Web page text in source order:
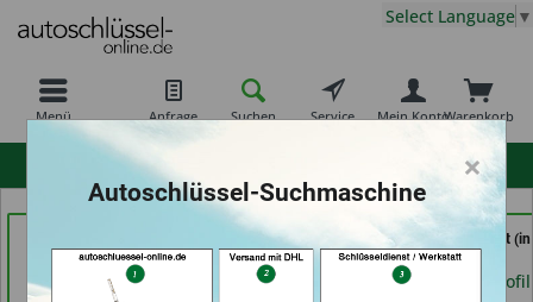
Menü Anfrage Suchen Service Warenkorb
Mein Konto
Select Language ▼
Fellbach)
Händlerprofil
Calenberger
Schlüssedienst (in
Hannover)
Service Punkt (in
Bremen)
Händlerprofil
×
Autoschlüssel-Suchmaschine